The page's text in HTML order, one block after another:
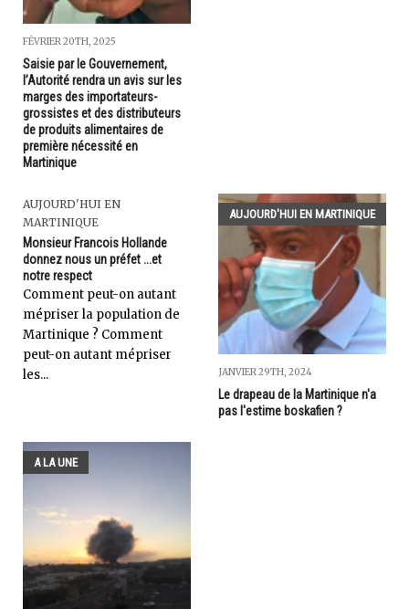
FÉVRIER 20TH, 2025
Saisie par le Gouvernement,
l’Autorité rendra un avis sur les
marges des importateurs-
grossistes et des distributeurs
de produits alimentaires de
première nécessité en
Martinique
AUJOURD'HUI EN
MARTINIQUE
Monsieur Francois Hollande
donnez nous un préfet ...et
notre respect
Comment peut-on autant
mépriser la population de
Martinique ? Comment
peut-on autant mépriser
les...
AUJOURD'HUI EN MARTINIQUE
JANVIER 29TH, 2024
Le drapeau de la Martinique n'a
pas l'estime boskafien ?
A LA UNE